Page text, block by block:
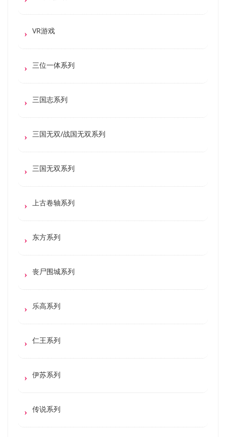
VR游戏
三位一体系列
三国志系列
三国无双/战国无双系列
三国无双系列
上古卷轴系列
东方系列
丧尸围城系列
乐高系列
仁王系列
伊苏系列
传说系列